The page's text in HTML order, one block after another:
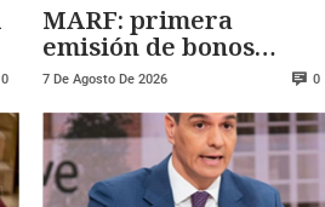
0
MARF: primera
emisión de bonos
convertibles
7 De Agosto De 2026 0